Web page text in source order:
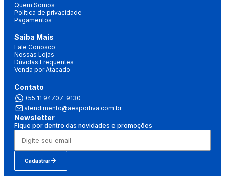
Quem Somos
Política de privacidade
Pagamentos
Saiba Mais
Fale Conosco
Nossas Lojas
Dúvidas Frequentes
Venda por Atacado
Contato
+55 11 94707-9130
atendimento@aesportiva.com.br
Newsletter
Fique por dentro das novidades e promoções
Cadastrar